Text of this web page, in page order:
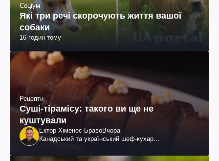
Соціум
Які три речі скорочують життя вашої
собаки
16 годин тому
Рецепти
Суші-тірамісу: такого ви ще не
куштували
Ектор Хіменес-БравоВчора
Канадський та український шеф-кухар